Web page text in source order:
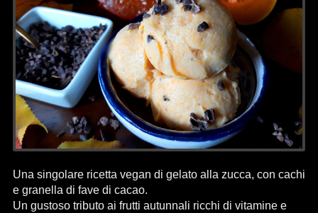
Una singolare ricetta vegan di gelato alla zucca, con cachi
e granella di fave di cacao.
Un gustoso tributo ai frutti autunnali ricchi di vitamine e